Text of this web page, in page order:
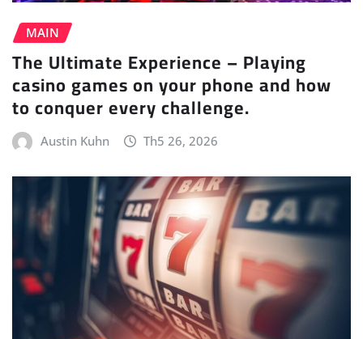
MAIN
The Ultimate Experience – Playing
casino games on your phone and how
to conquer every challenge.
Austin Kuhn Th5 26, 2026